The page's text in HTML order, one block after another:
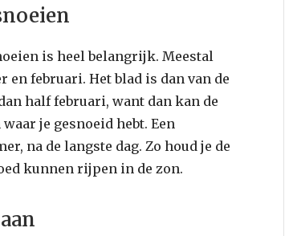
is heel belangrijk. Meestal
en februari. Het blad is dan van de
half februari, want dan kan de
je gesnoeid hebt. Een
na de langste dag. Zo houd je de
kunnen rijpen in de zon.